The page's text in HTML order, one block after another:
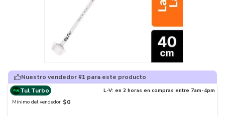
Nuestro vendedor #1 para este producto
Tul Turbo
L-V: en 2 horas en compras entre 7am-4pm
Mínimo del vendedor $0